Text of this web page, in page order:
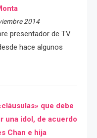
2014
presentador de TV
hace algunos
que debe
una idol, de acuerdo
Chan e hija